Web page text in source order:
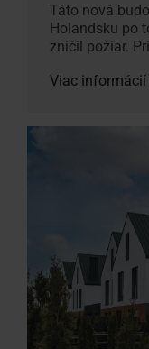
Táto nová
Holandsku po
zničil požiar.
Viac informácií